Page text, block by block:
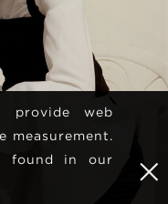
provide web
measurement.
found in our